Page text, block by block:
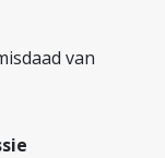
van